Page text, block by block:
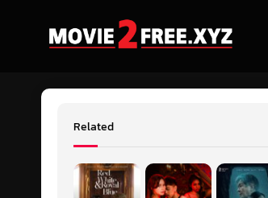
Related